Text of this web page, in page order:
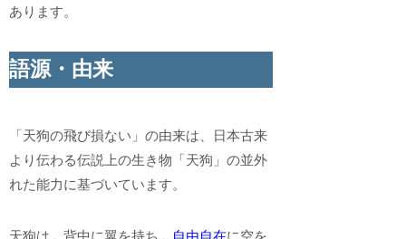
あります。
語源・由来
「天狗の飛び損ない」の由来は、日本古来
より伝わる伝説上の生き物「天狗」の並外
れた能力に基づいています。